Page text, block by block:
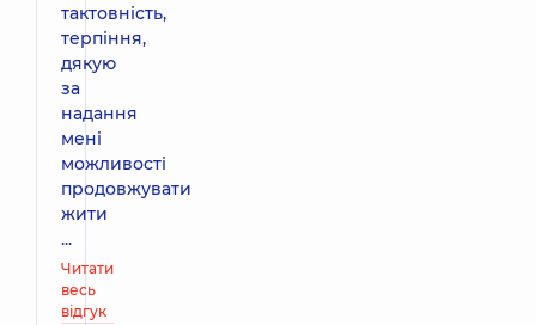
тактовність,
терпіння,
дякую
за
надання
мені
можливості
продовжувати
жити
...
Читати
весь
відгук